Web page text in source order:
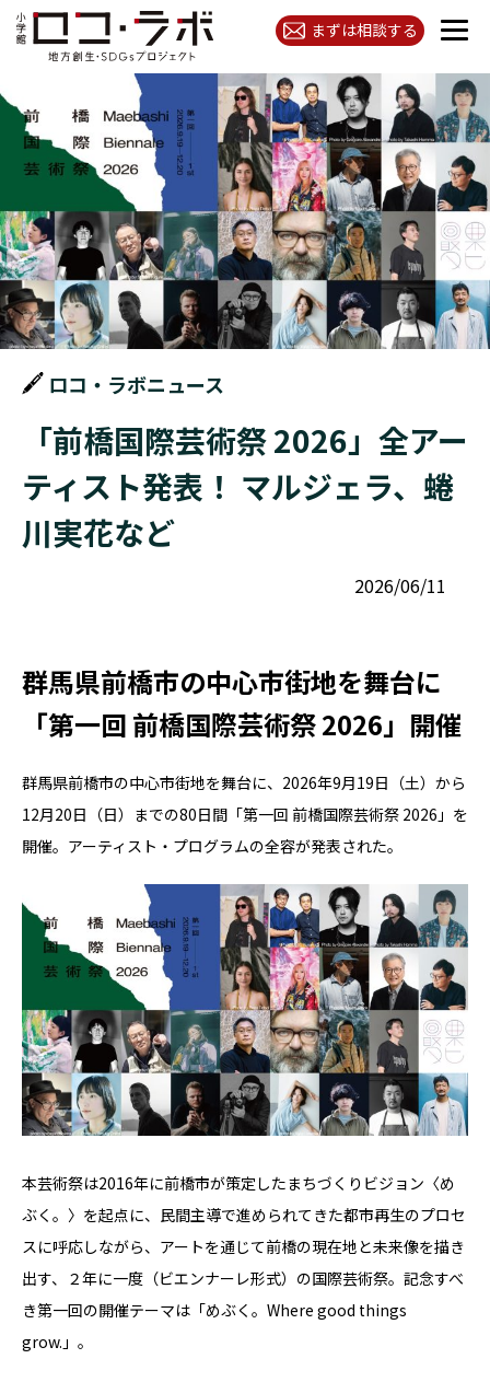
まずは相談する
ロコ・ラボニュース
「前橋国際芸術祭 2026」全アー
ティスト発表！ マルジェラ、蜷
川実花など
2026/06/11
群⾺県前橋市の中⼼市街地を舞台に
「第⼀回 前橋国際芸術祭 2026」開催
群⾺県前橋市の中⼼市街地を舞台に、2026年9⽉19⽇（⼟）から
12⽉20⽇（⽇）までの80⽇間「第⼀回 前橋国際芸術祭 2026」を
開催。アーティスト・プログラムの全容が発表された。
本芸術祭は2016年に前橋市が策定したまちづくりビジョン〈め
ぶく。〉を起点に、⺠間主導で進められてきた都市再⽣のプロセ
スに呼応しながら、アートを通じて前橋の現在地と未来像を描き
出す、２年に⼀度（ビエンナーレ形式）の国際芸術祭。記念すべ
き第⼀回の開催テーマは「めぶく。Where good things
grow.」。